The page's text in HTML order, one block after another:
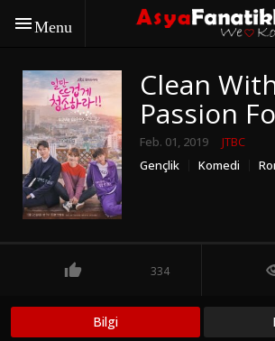
Menu
Clean
Passion
Feb. 01, 2019
JTBC
Gençlik
Komedi
334
Bilgi